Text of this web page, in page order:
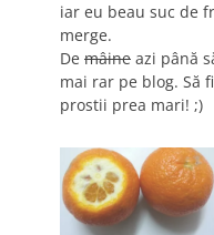
iar eu beau suc de
merge.
De mâine azi până
mai rar pe blog. Să
prostii prea mari! ;)